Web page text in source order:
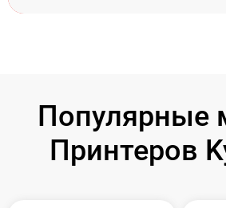
Популярные
Принтеров